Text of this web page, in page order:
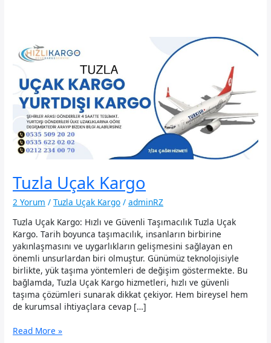
Tuzla Uçak Kargo
2 Yorum /Tuzla Uçak Kargo /adminRZ
Tuzla Uçak Kargo: Hızlı ve Güvenli Taşımacılık Tuzla Uçak
Kargo. Tarih boyunca taşımacılık, insanların birbirine
yakınlaşmasını ve uygarlıkların gelişmesini sağlayan en
önemli unsurlardan biri olmuştur. Günümüz teknolojisiyle
birlikte, yük taşıma yöntemleri de değişim göstermekte. Bu
bağlamda, Tuzla Uçak Kargo hizmetleri, hızlı ve güvenli
taşıma çözümleri sunarak dikkat çekiyor. Hem bireysel hem
de kurumsal ihtiyaçlara cevap […]
Tuzla
Read More »